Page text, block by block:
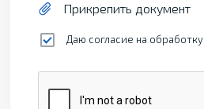
Прикрепить документ
Даю согласие на обработку